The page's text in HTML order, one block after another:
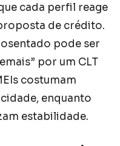
cada perfil reage
de crédito.
pode ser
por um CLT
costumam
enquanto
estabilidade.